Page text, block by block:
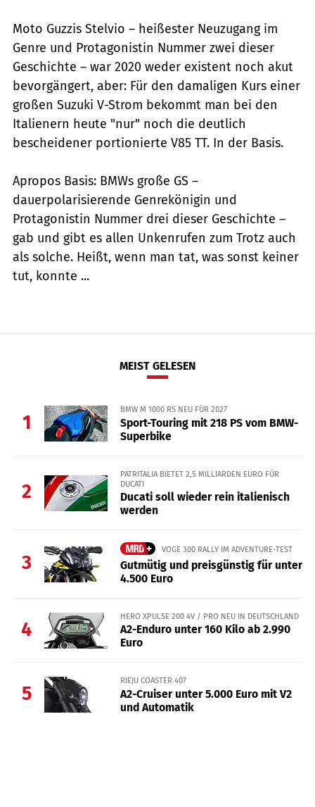
Moto Guzzis Stelvio – heißester Neuzugang im
Genre und Protagonistin Nummer zwei dieser
Geschichte – war 2020 weder existent noch akut
bevorgängert, aber: Für den damaligen Kurs einer
großen Suzuki V-Strom bekommt man bei den
Italienern heute "nur" noch die deutlich
bescheidener portionierte V85 TT. In der Basis.
Apropos Basis: BMWs große GS –
dauerpolarisierende Genrekönigin und
Protagonistin Nummer drei dieser Geschichte –
gab und gibt es allen Unkenrufen zum Trotz auch
als solche. Heißt, wenn man tat, was sonst keiner
tut, konnte ...
MEIST GELESEN
1
BMW M 1000 RS NEU FÜR 2027
Sport-Touring mit 218 PS vom BMW-
Superbike
2
PATRITALIA BIETET 2,5 MILLIARDEN EURO FÜR
DUCATI
Ducati soll wieder rein italienisch
werden
3
VOGE 300 RALLY IM ADVENTURE-TEST
Gutmütig und preisgünstig für unter
4.500 Euro
4
HERO XPULSE 200 4V / PRO NEU IN DEUTSCHLAND
A2-Enduro unter 160 Kilo ab 2.990
Euro
5
RIEJU COASTER 407
A2-Cruiser unter 5.000 Euro mit V2
und Automatik